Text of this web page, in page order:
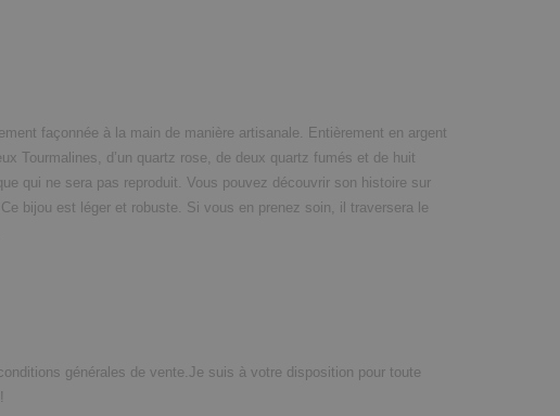
façonnée à la main de manière artisanale. Entièrement en argent
Tourmalines, d’un quartz rose, de deux quartz fumés et de huit
qui ne sera pas reproduit. Vous pouvez découvrir son histoire sur
bijou est léger et robuste. Si vous en prenez soin, il traversera le
générales de vente.Je suis à votre disposition pour toute